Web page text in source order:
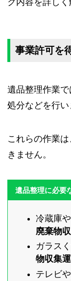
ク内容を詳しく
事業許可を
遺品整理作業
処分などを行い
これらの作業
きません。
遺品整理に必要
冷蔵庫
廃棄物
ガラス
物収集
テレビ